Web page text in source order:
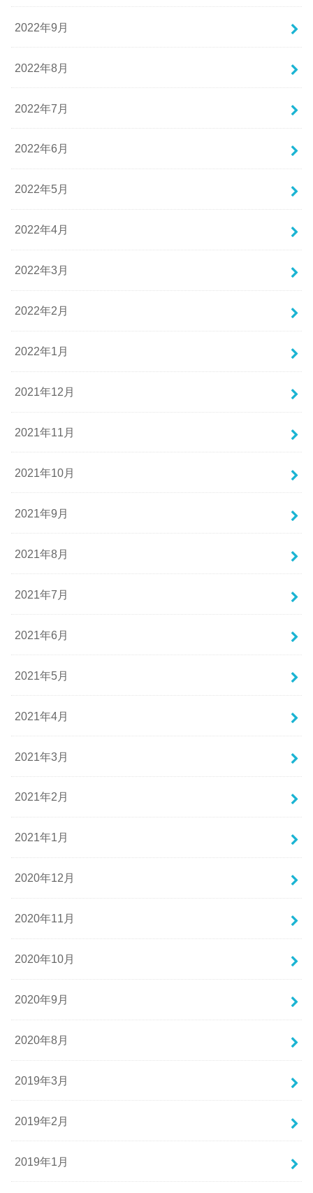
2022年9月
2022年8月
2022年7月
2022年6月
2022年5月
2022年4月
2022年3月
2022年2月
2022年1月
2021年12月
2021年11月
2021年10月
2021年9月
2021年8月
2021年7月
2021年6月
2021年5月
2021年4月
2021年3月
2021年2月
2021年1月
2020年12月
2020年11月
2020年10月
2020年9月
2020年8月
2019年3月
2019年2月
2019年1月